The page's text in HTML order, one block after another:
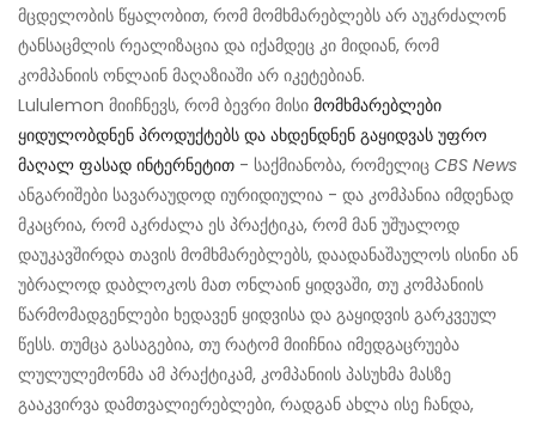
მცდელობის წყალობით, რომ მომხმარებლებს არ აუკრძალონ
ტანსაცმლის რეალიზაცია და იქამდეც კი მიდიან, რომ
კომპანიის ონლაინ მაღაზიაში არ იკეტებიან.
Lululemon მიიჩნევს, რომ ბევრი მისი მომხმარებლები
ყიდულობდნენ პროდუქტებს და ახდენდნენ გაყიდვას უფრო
მაღალ ფასად ინტერნეტით - საქმიანობა, რომელიც CBS News
ანგარიშები სავარაუდოდ იურიდიულია - და კომპანია იმდენად
მკაცრია, რომ აკრძალა ეს პრაქტიკა, რომ მან უშუალოდ
დაუკავშირდა თავის მომხმარებლებს, დაადანაშაულოს ისინი ან
უბრალოდ დაბლოკოს მათ ონლაინ ყიდვაში, თუ კომპანიის
წარმომადგენლები ხედავენ ყიდვისა და გაყიდვის გარკვეულ
წესს. თუმცა გასაგებია, თუ რატომ მიიჩნია იმედგაცრუება
ლულულემონმა ამ პრაქტიკამ, კომპანიის პასუხმა მასზე
გააკვირვა დამთვალიერებლები, რადგან ახლა ისე ჩანდა,